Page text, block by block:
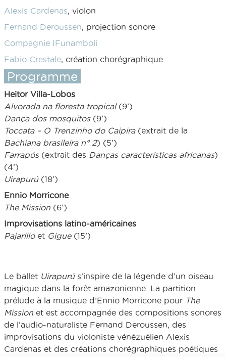
Alexis Cardenas, violon
Fernand Deroussen, projection sonore
Compagnie IFunamboli
Fabio Crestale, création chorégraphique
Programme
Heitor Villa-Lobos
Alvorada na floresta tropical (9’)
Dança dos mosquitos (9’)
Toccata – O Trenzinho do Caipira(extrait de la
Bachiana brasileira n° 2) (5’)
Farrapós (extrait des Danças características africanas)
(4’)
Uirapurú(18’)
Ennio Morricone
The Mission (6’)
Improvisations latino-américaines
Pajarillo et Gigue(15’)
Le ballet Uirapurú s’inspire de la légende d’un oiseau
magique dans la forêt amazonienne. La partition
prélude à la musique d’Ennio Morricone pour The
Mission et est accompagnée des compositions sonores
de l’audio-naturaliste Fernand Deroussen, des
improvisations du violoniste vénézuélien Alexis
Cardenas et des créations chorégraphiques poétiques